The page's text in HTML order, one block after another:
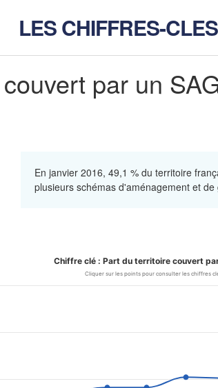
LES CHIFFRES-CLES
par un
En janvier 2016, 49,1 % du territoire
plusieurs schémas d'aménagement et
couvert par un
couvert par un SAGE
Chiffre clé : Part du territoire couvert par
Cliquer sur les points pour consulter les chiffres